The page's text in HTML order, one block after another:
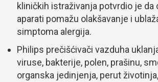
kliničkih istraživanja potvrdio je da
aparati pomažu olakšavanje i
simptoma alergija.
Philips prečišćivači vazduha
viruse, bakterije, polen, prašinu,
organska jedinjenja, perut